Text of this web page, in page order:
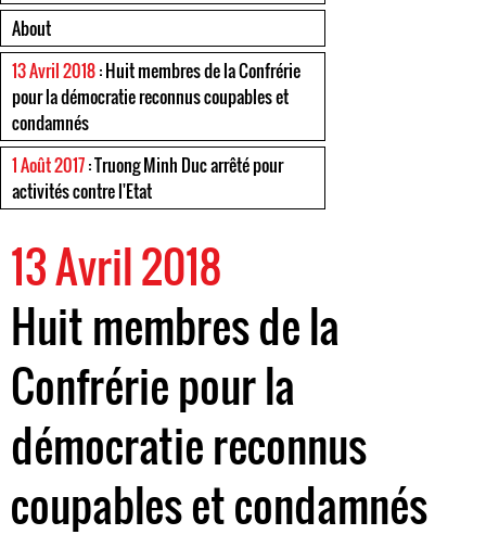
About
13 Avril 2018: Huit membres de la Confrérie
pour la démocratie reconnus coupables et
condamnés
1 Août 2017: Truong Minh Duc arrêté pour
activités contre l'Etat
13 Avril 2018
Huit membres de la
Confrérie pour la
démocratie reconnus
coupables et condamnés